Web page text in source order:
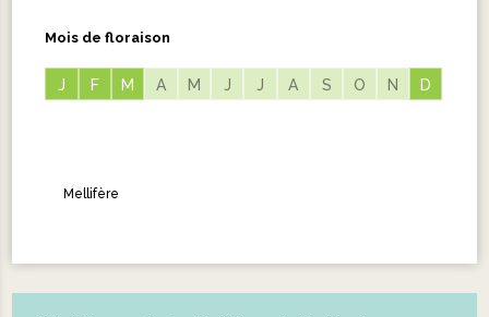
Mois de floraison
J F M A M J J A S O N D
J F M D
Mellifère